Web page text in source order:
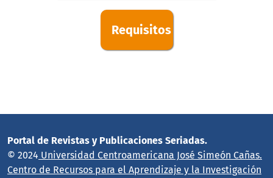
Requisitos
Portal de Revistas y Publicaciones Seriadas.
© 2024 Universidad Centroamericana José Simeón Cañas.
Centro de Recursos para el Aprendizaje y la Investigación